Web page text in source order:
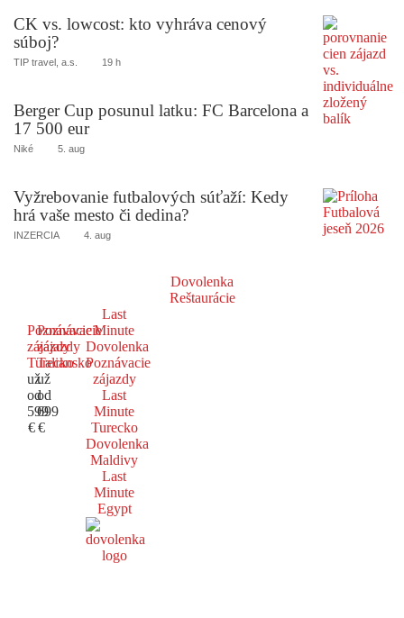
CK vs. lowcost: kto vyhráva cenový
súboj?
TIP travel, a.s. 19 h
Berger Cup posunul latku: FC Barcelona a
17 500 eur
Niké 5. aug
Vyžrebovanie futbalových súťaží: Kedy
hrá vaše mesto či dedina?
INZERCIA 4. aug
Dovolenka
Reštaurácie
Poznávacie
zájazdy
Turecko
už
od
599
€
Poznávacie
zájazdy
Taliansko
už
od
699
€
Last
Minute
Dovolenka
Poznávacie
zájazdy
Last
Minute
Turecko
Dovolenka
Maldivy
Last
Minute
Egypt